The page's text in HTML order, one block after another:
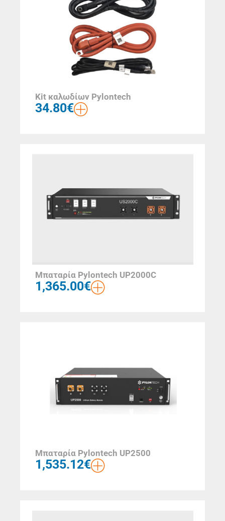
Kit καλωδίων Pylontech
34.80€
Μπαταρία Pylontech UP2000C
1,365.00€
Μπαταρία Pylontech UP2500
1,535.12€